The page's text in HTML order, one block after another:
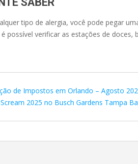
tipo de alergia, você pode pegar
possível verificar as estações de
de Impostos em Orlando – Agosto
2025 no Busch Gardens Tampa